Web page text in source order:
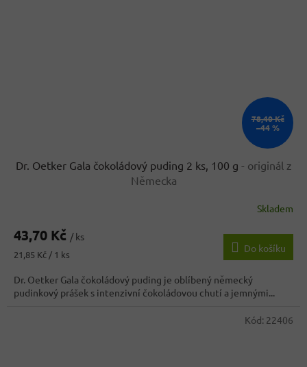
78,40 Kč
–44 %
Dr. Oetker Gala čokoládový puding 2 ks, 100 g - originál z
Německa
Skladem
43,70 Kč / ks
Měrná
21,85 Kč / 1 ks
Do košíku
Dr. Oetker Gala čokoládový puding je oblíbený německý
pudinkový prášek s intenzivní čokoládovou chutí a jemnými...
Kód: 22406